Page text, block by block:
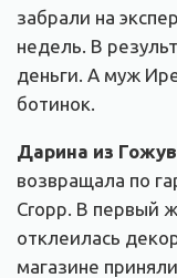
забрали на
недель. В
деньги. А муж
ботинок.
Дарина из
возвращала по
Cropp. В первый
отклеилась
магазине